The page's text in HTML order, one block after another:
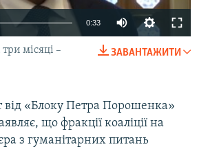
0:33
ЗАВАНТАЖИТИ
місяці –
від «Блоку Петра Порошенка»
що фракції коаліції на
з гуманітарних питань